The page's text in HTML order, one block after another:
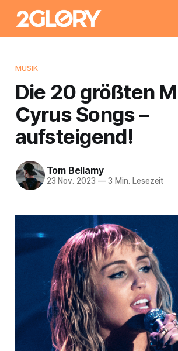
MUSIK
Die 20 größten
Cyrus Songs –
aufsteigend!
Tom Bellamy
23 Nov. 2023 —3 Min. Lesezeit